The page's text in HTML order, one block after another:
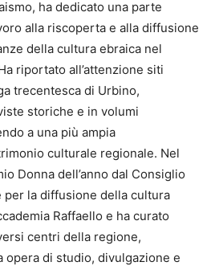
ha dedicato una parte
alla riscoperta e alla diffusione
della cultura ebraica nel
riportato all’attenzione siti
trecentesca di Urbino,
storiche e in volumi
a una più ampia
culturale regionale. Nel
Donna dell’anno dal Consiglio
per la diffusione della cultura
Raffaello e ha curato
centri della regione,
opera di studio, divulgazione e